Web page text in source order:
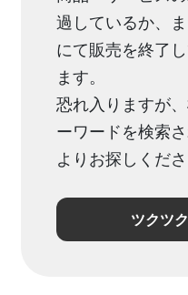
過しているか、
にて販売を終了
ます。
恐れ入りますが
ーワードを検索
よりお探しくださ
ツクツ